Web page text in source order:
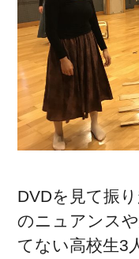
DVDを見て振
のニュアンス
てない高校生3